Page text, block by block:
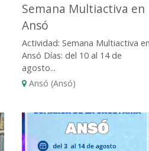
Semana Multiactiva en
Ansó
Actividad: Semana Multiactiva en
Ansó Días: del 10 al 14 de
agosto...
Ansó (Ansó)